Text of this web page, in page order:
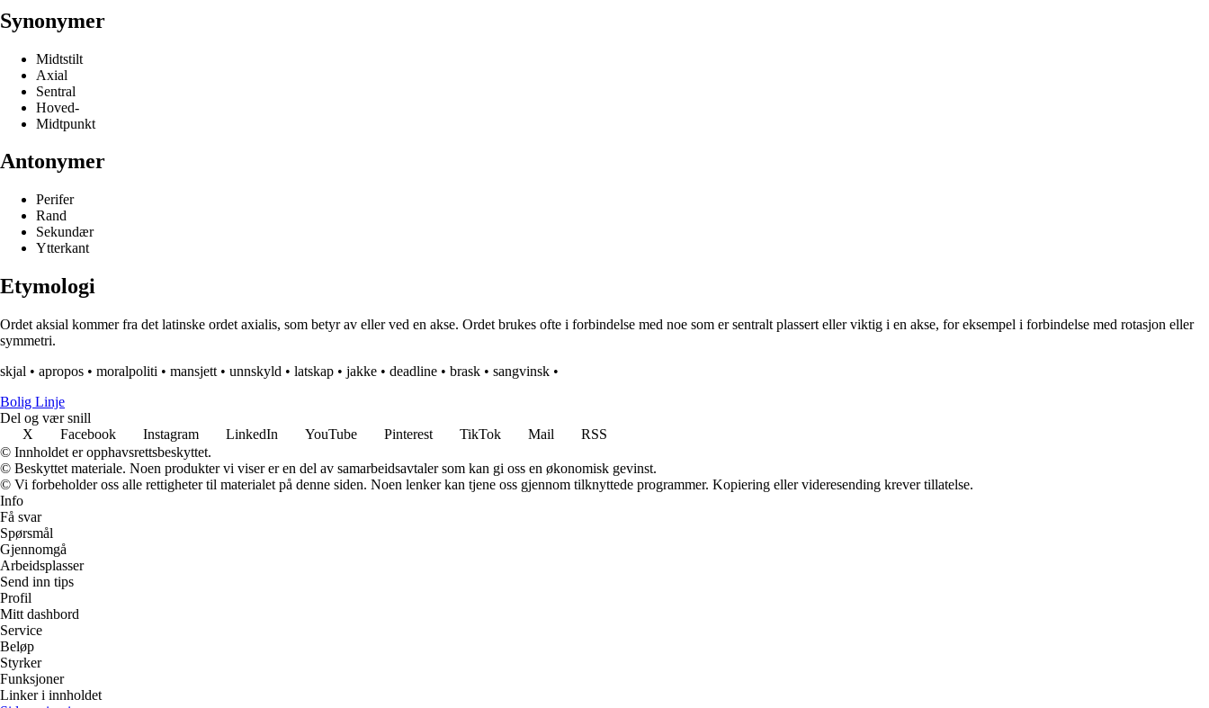
Synonymer
Midtstilt
Axial
Sentral
Hoved-
Midtpunkt
Antonymer
Perifer
Rand
Sekundær
Ytterkant
Etymologi
Ordet aksial kommer fra det latinske ordet axialis, som betyr av eller ved en akse. Ordet brukes ofte i forbindelse med noe som er sentralt plassert eller viktig i en akse, for eksempel i forbindelse med rotasjon eller
symmetri.
skjal • apropos • moralpoliti • mansjett • unnskyld • latskap • jakke • deadline • brask • sangvinsk •
Bolig Linje
Del og vær snill
X
Facebook Instagram LinkedIn YouTube Pinterest TikTok Mail
RSS
© Innholdet er opphavsrettsbeskyttet.
© Beskyttet materiale. Noen produkter vi viser er en del av samarbeidsavtaler som kan gi oss en økonomisk gevinst.
© Vi forbeholder oss alle rettigheter til materialet på denne siden. Noen lenker kan tjene oss gjennom tilknyttede programmer. Kopiering eller videresending krever tillatelse.
Info
Få svar
Spørsmål
Gjennomgå
Arbeidsplasser
Send inn tips
Profil
Mitt dashbord
Service
Beløp
Styrker
Funksjoner
Linker i innholdet